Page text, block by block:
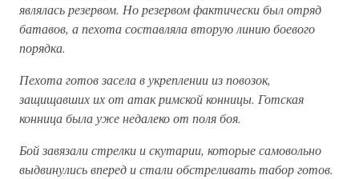
являлась резервом. Но резервом фактически был отряд
батавов, а пехота составляла вторую линию боевого
порядка.
Пехота готов засела в укреплении из повозок,
защищавших их от атак римской конницы. Готская
конница была уже недалеко от поля боя.
Бой завязали стрелки и скутарии, которые самовольно
выдвинулись вперед и стали обстреливать табор готов.